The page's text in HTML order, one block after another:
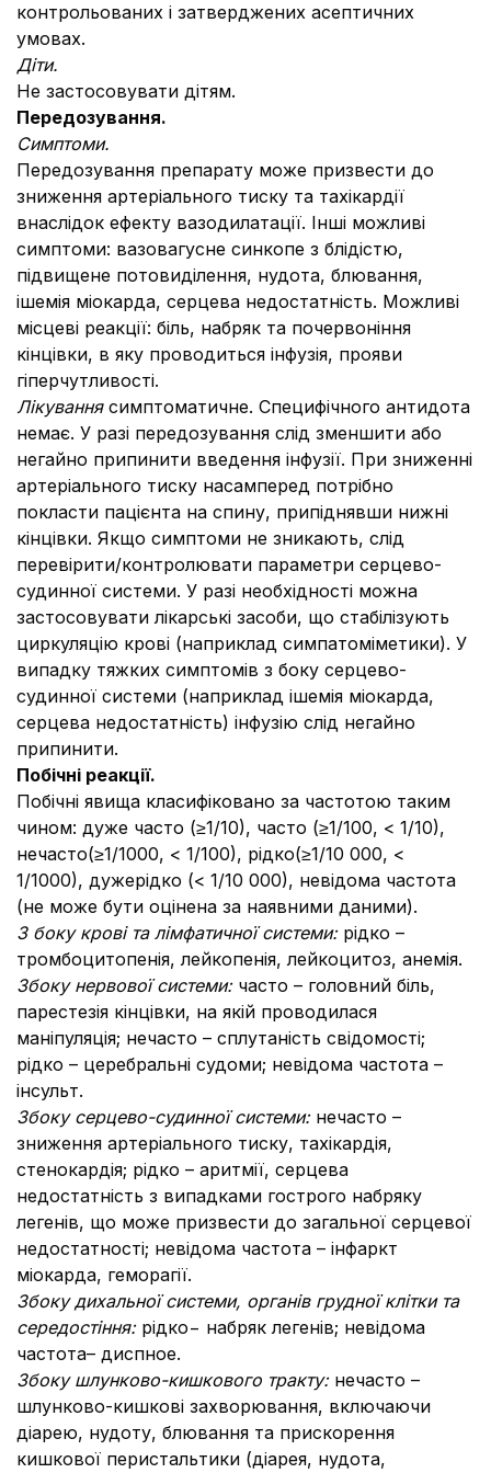
контрольованих і затверджених асептичних
умовах.
Діти.
Не застосовувати дітям.
Передозування.
Симптоми.
Передозування препарату може призвести до
зниження артеріального тиску та тахікардії
внаслідок ефекту вазодилатації. Інші можливі
симптоми: вазовагусне синкопе з блідістю,
підвищене потовиділення, нудота, блювання,
ішемія міокарда, серцева недостатність. Можливі
місцеві реакції: біль, набряк та почервоніння
кінцівки, в яку проводиться інфузія, прояви
гіперчутливості.
Лікуваннясимптоматичне. Специфічного антидота
немає. У разі передозування слід зменшити або
негайно припинити введення інфузії. При зниженні
артеріального тиску насамперед потрібно
покласти пацієнта на спину, припіднявши нижні
кінцівки. Якщо симптоми не зникають, слід
перевірити/контролювати параметри серцево-
судинної системи. У разі необхідності можна
застосовувати лікарські засоби, що стабілізують
циркуляцію крові (наприклад симпатоміметики). У
випадку тяжких симптомів з боку серцево-
судинної системи (наприклад ішемія міокарда,
серцева недостатність) інфузію слід негайно
припинити.
Побічні реакції.
Побічні явища класифіковано за частотою таким
чином: дуже часто (≥1/10), часто (≥1/100, < 1/10),
нечасто(≥1/1000, < 1/100), рідко(≥1/10 000, <
1/1000), дужерідко (< 1/10 000), невідома частота
(не може бути оцінена за наявними даними).
З боку крові та лімфатичної системи: рідко –
тромбоцитопенія, лейкопенія, лейкоцитоз, анемія.
Збоку нервової системи: часто – головний біль,
парестезія кінцівки, на якій проводилася
маніпуляція; нечасто – сплутаність свідомості;
рідко – церебральні судоми; невідома частота –
інсульт.
Збоку серцево-судинної системи: нечасто –
зниження артеріального тиску, тахікардія,
стенокардія; рідко – аритмії, серцева
недостатність з випадками гострого набряку
легенів, що може призвести до загальної серцевої
недостатності; невідома частота – інфаркт
міокарда, геморагії.
Збоку дихальної системи, органів грудної клітки та
середостіння: рідко− набряк легенів; невідома
частота– диспное.
Збоку шлунково-кишкового тракту: нечасто –
шлунково-кишкові захворювання, включаючи
діарею, нудоту, блювання та прискорення
кишкової перистальтики (діарея, нудота,